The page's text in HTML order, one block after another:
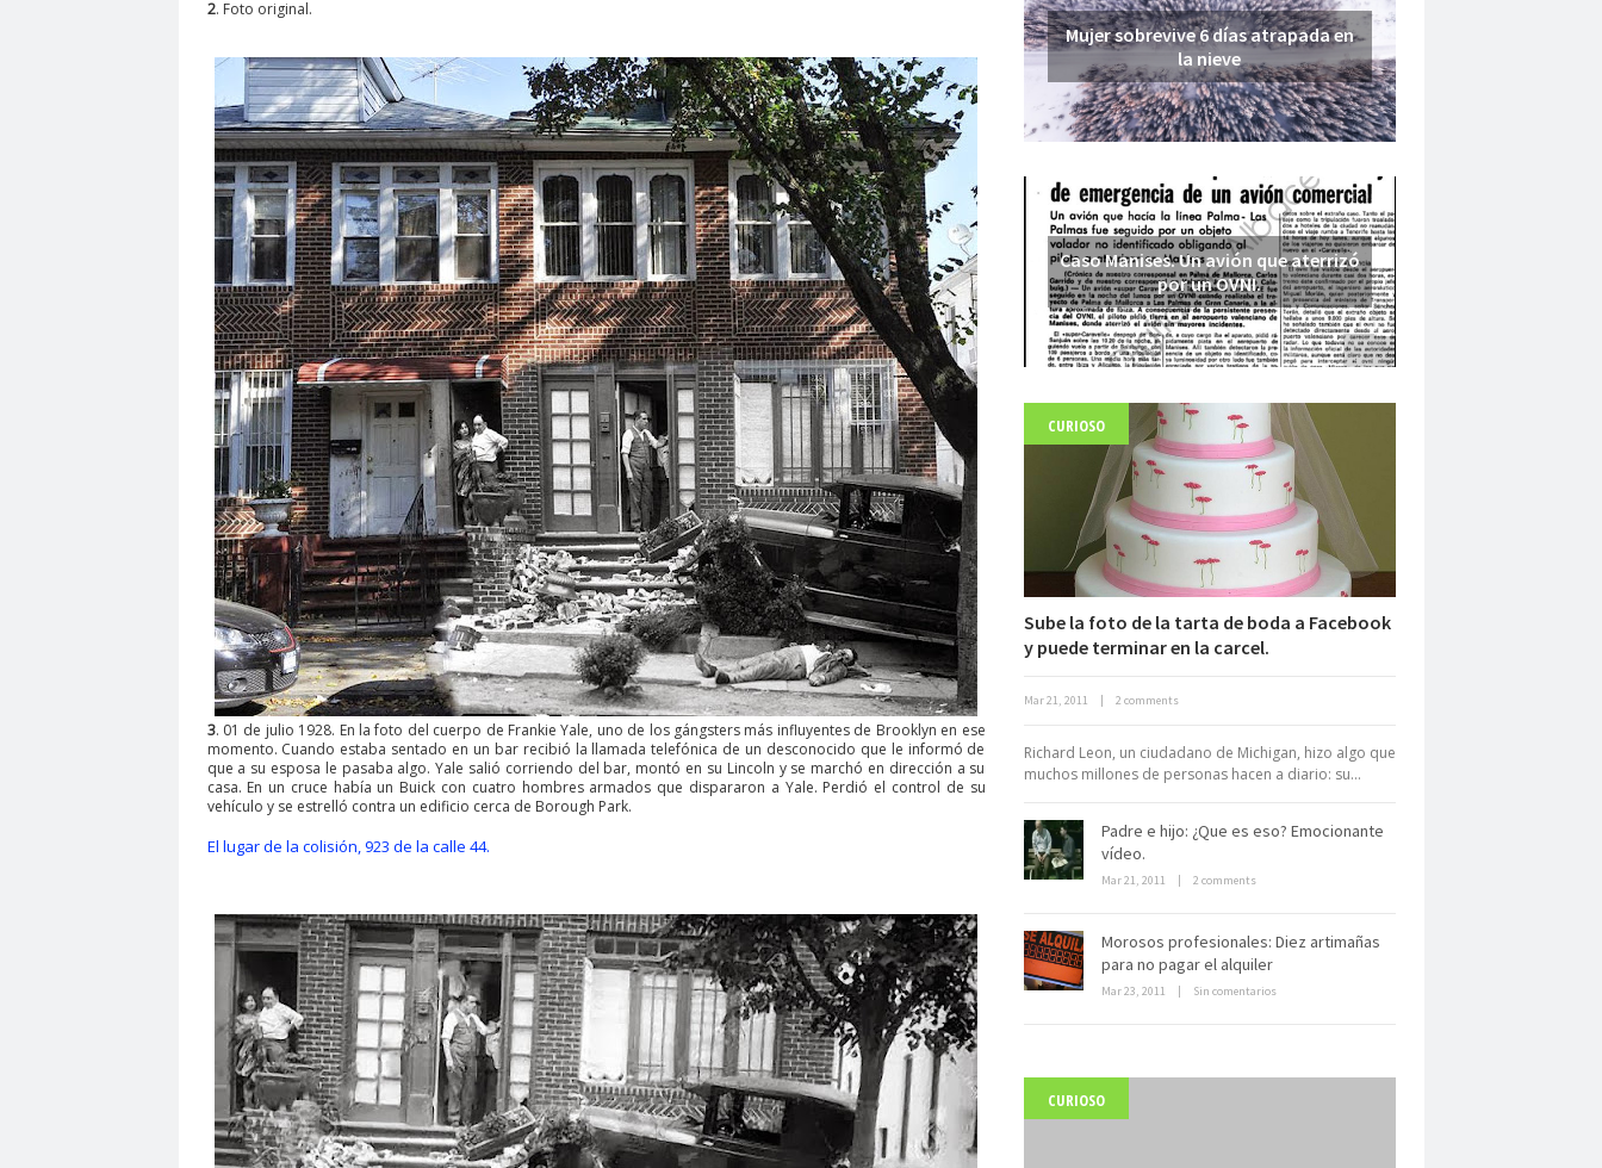
2. Foto original.
3. 01 de julio 1928. En la foto del cuerpo de Frankie Yale, uno de los gángsters más influyentes de Brooklyn en ese
momento. Cuando estaba sentado en un bar recibió la llamada telefónica de un desconocido que le informó de
que a su esposa le pasaba algo. Yale salió corriendo del bar, montó en su Lincoln y se marchó en dirección a su
casa. En un cruce había un Buick con cuatro hombres armados que dispararon a Yale. Perdió el control de su
vehículo y se estrelló contra un edificio cerca de Borough Park.
El lugar de la colisión, 923 de la calle 44.
Mujer sobrevive 6 días atrapada en
la nieve
Caso Manises. Un avión que aterrizó
por un OVNI.
Fuerte abandonado del siglo XIX
Neuromarketing: el uso de la
electrónico
Dentro de un manicomio
abandonado
CURIOSO
Sube la foto de la tarta de boda a Facebook
y puede terminar en la carcel.
Mar 21, 2011 | 2 comments
Richard Leon, un ciudadano de Michigan, hizo algo que
muchos millones de personas hacen a diario: su...
Padre e hijo: ¿Que es eso? Emocionante
vídeo.
Mar 21, 2011 | 2 comments
Morosos profesionales: Diez artimañas
para no pagar el alquiler
Mar 23, 2011 | Sin comentarios
CURIOSO